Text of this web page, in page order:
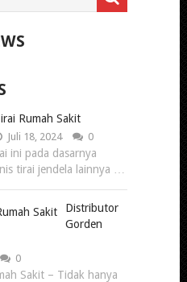
Rumah Sakit
Juli 18, 2024 0
ini pada dasarnya
tirai jendela lainnya …
Distributor
Gorden
0
Sakit – Tidak hanya